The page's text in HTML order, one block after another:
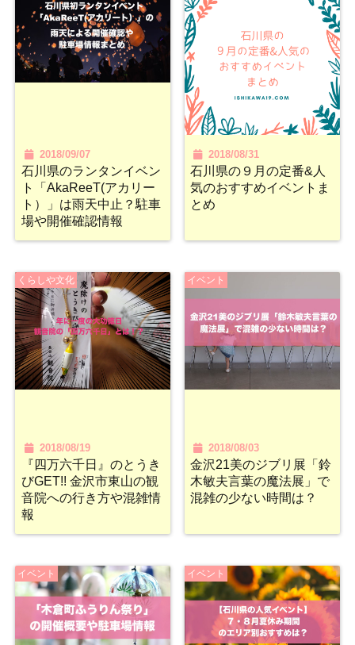
2018/09/07
石川県のランタンイベン
ト「AkaReeT(アカリー
ト）」は雨天中止？駐車
場や開催確認情報
2018/08/31
石川県の９月の定番&人
気のおすすめイベントま
とめ
くらしや文化
2018/08/19
『四万六千日』のとうき
びGET!! 金沢市東山の観
音院への行き方や混雑情
報
イベント
2018/08/03
金沢21美のジブリ展「鈴
木敏夫言葉の魔法展」で
混雑の少ない時間は？
イベント イベント